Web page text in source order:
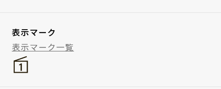
表示マーク
表示マーク一覧